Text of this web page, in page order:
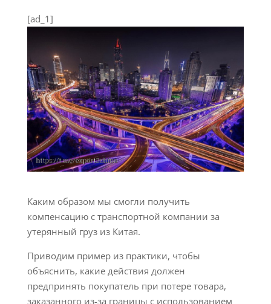
[ad_1]
Каким образом мы смогли получить
компенсацию с транспортной компании за
утерянный груз из Китая.
Приводим пример из практики, чтобы
объяснить, какие действия должен
предпринять покупатель при потере товара,
заказанного из-за границы с использованием